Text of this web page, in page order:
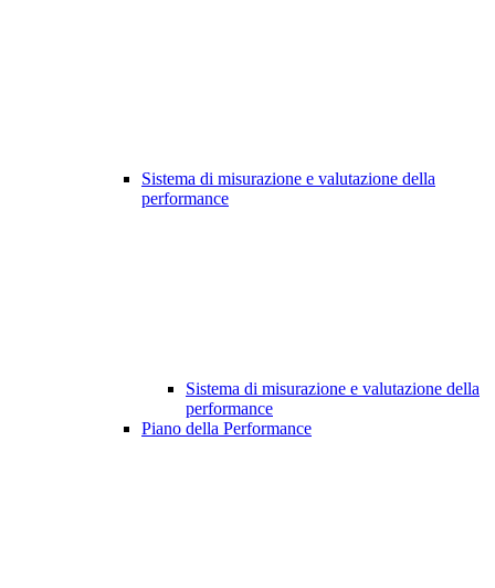
Sistema di misurazione e valutazione della
performance
Sistema di misurazione e valutazione della
performance
Piano della Performance